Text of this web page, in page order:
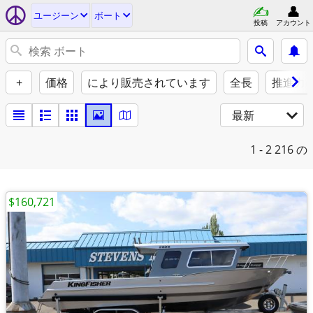
ユージーン ボート
投稿 アカウント
+ 価格 により販売されています 全長 推進力
最新
1 - 2216 の
$160,721